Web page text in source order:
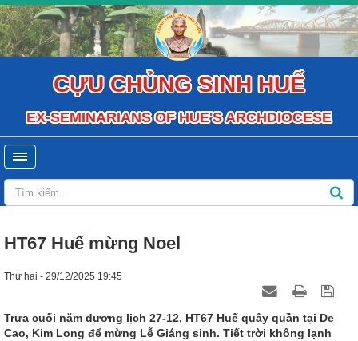
CỰU CHỦNG SINH HUẾ
EX-SEMINARIANS OF HUE'S ARCHDIOCESE
HT67 Huế mừng Noel
Thứ hai - 29/12/2025 19:45
Trưa cuối năm dương lịch 27-12, HT67 Huế quây quần tại De
Cao, Kim Long để mừng Lễ Giáng sinh. Tiết trời không lạnh